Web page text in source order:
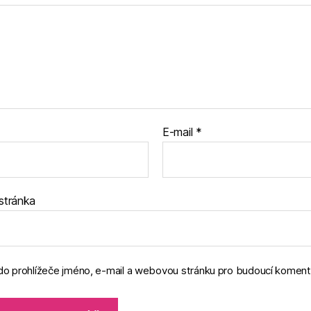
E-mail *
prohlížeče jméno, e-mail a webovou stránku pro budoucí